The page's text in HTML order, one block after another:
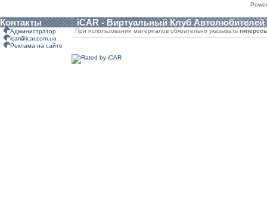
Контакты iCAR - Виртуальный Клуб Автолюбителей
Администратор
icar@icar.com.ua
Реклама на сайте
При использовании материалов обязательно указывать